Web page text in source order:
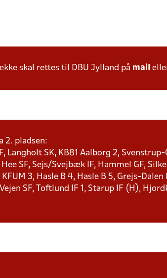
skal rettes til DBU Jylland på mail
2. pladsen:
Langholt SK, KB81 Aalborg 2, Svenstrup-
SF, Sejs/Svejbæk IF, Hammel GF,
3, Hasle B 4, Hasle B 5, Grejs-
SF, Toftlund IF 1, Starup IF (H),